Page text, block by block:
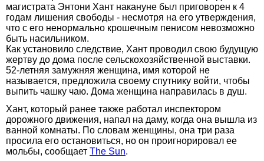
магистрата Энтони Хант накануне был приговорен к 4
годам лишения свободы - несмотря на его утверждения,
что с его ненормально крошечным пенисом невозможно
быть насильником.
Как установило следствие, Хант проводил свою будущую
жертву до дома после сельскохозяйственной выставки.
52-летняя замужняя женщина, имя которой не
называется, предложила своему спутнику войти, чтобы
выпить чашку чаю. Дома женщина направилась в душ.
Хант, который ранее также работал инспектором
дорожного движения, напал на даму, когда она вышла из
ванной комнаты. По словам женщины, она три раза
просила его остановиться, но он проигнорировал ее
мольбы, сообщает The Sun.